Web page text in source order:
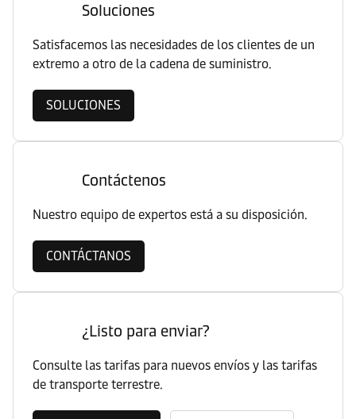
Soluciones
Satisfacemos las necesidades de los clientes de un
extremo a otro de la cadena de suministro.
SOLUCIONES
Contáctenos
Nuestro equipo de expertos está a su disposición.
CONTÁCTANOS
¿Listo para enviar?
Consulte las tarifas para nuevos envíos y las tarifas
de transporte terrestre.